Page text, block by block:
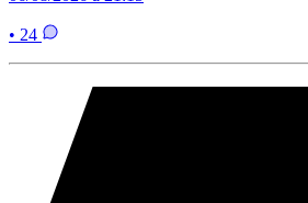
• 24